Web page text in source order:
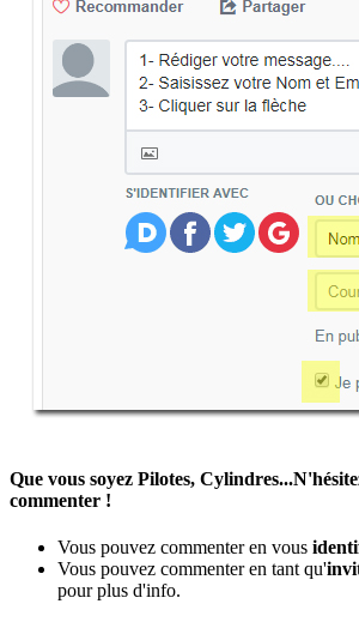
Que vous soyez Pilotes,
commenter !
Vous pouvez commenter en vous
Vous pouvez commenter en tant qu'
pour plus d'info.